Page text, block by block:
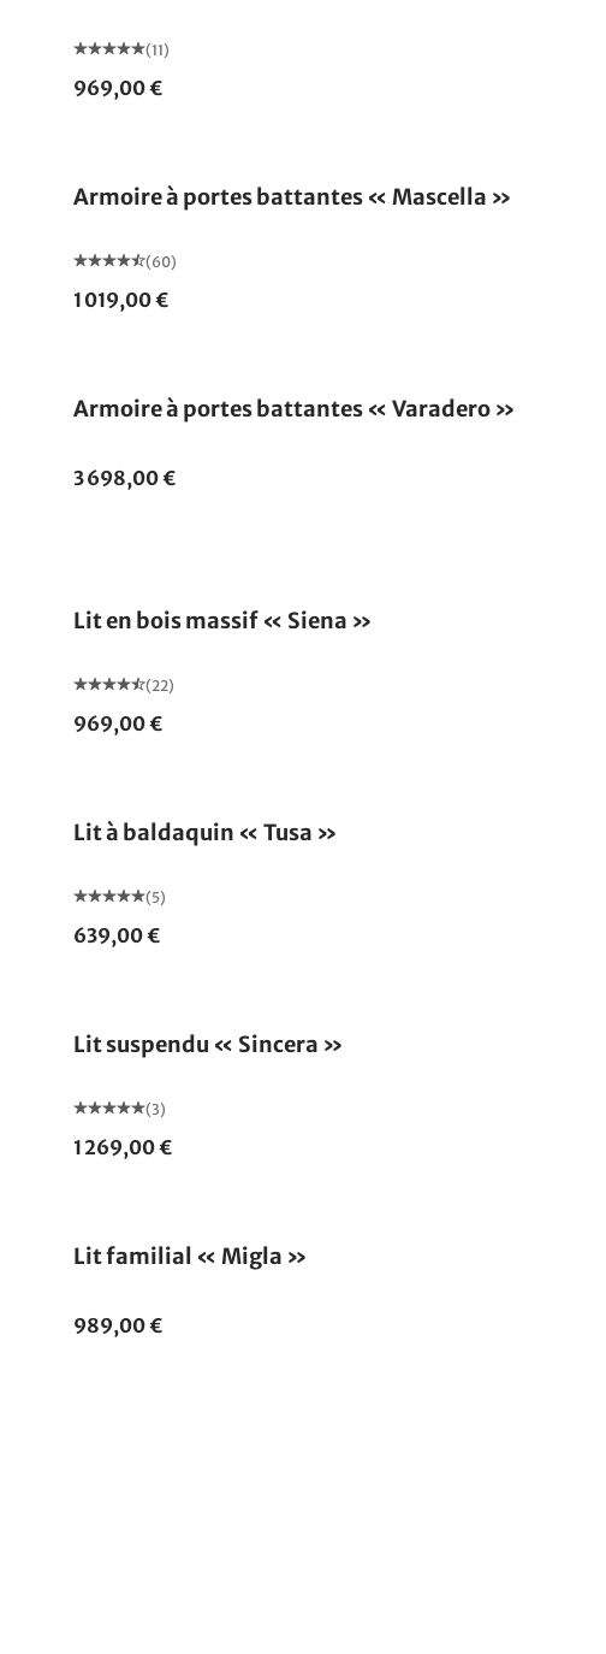
(11)
969,00 €
Armoire à portes battantes « Mascella »
(60)
1 019,00 €
Armoire à portes battantes « Varadero »
3 698,00 €
Lit en bois massif « Siena »
(22)
969,00 €
Lit à baldaquin « Tusa »
(5)
639,00 €
Lit suspendu « Sincera »
(3)
1 269,00 €
Lit familial « Migla »
989,00 €